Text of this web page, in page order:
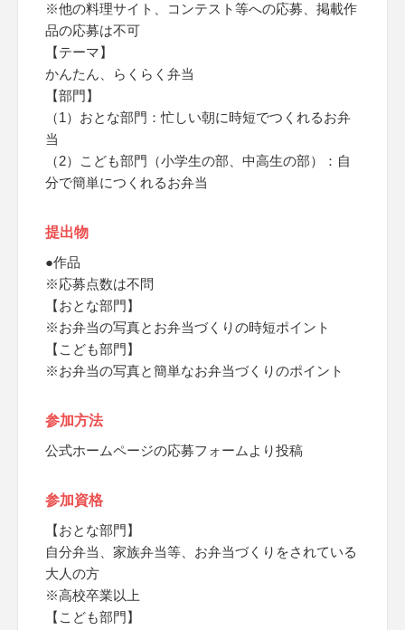
※他の料理サイト、コンテスト等への応募、掲載作
品の応募は不可
【テーマ】
かんたん、らくらく弁当
【部門】
（1）おとな部門：忙しい朝に時短でつくれるお弁
当
（2）こども部門（小学生の部、中高生の部）：自
分で簡単につくれるお弁当
提出物
●作品
※応募点数は不問
【おとな部門】
※お弁当の写真とお弁当づくりの時短ポイント
【こども部門】
※お弁当の写真と簡単なお弁当づくりのポイント
参加方法
公式ホームページの応募フォームより投稿
参加資格
【おとな部門】
自分弁当、家族弁当等、お弁当づくりをされている
大人の方
※高校卒業以上
【こども部門】